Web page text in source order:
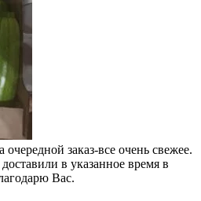
заказ-все очень свежее.
в указанное время в
Вас.